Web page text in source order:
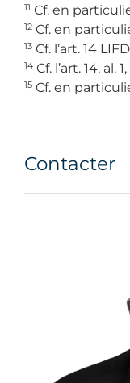
11 Cf. en
12 Cf. en
13 Cf. l’art. 14
14 Cf. l’art. 14, al.
15 Cf. en
Contacter